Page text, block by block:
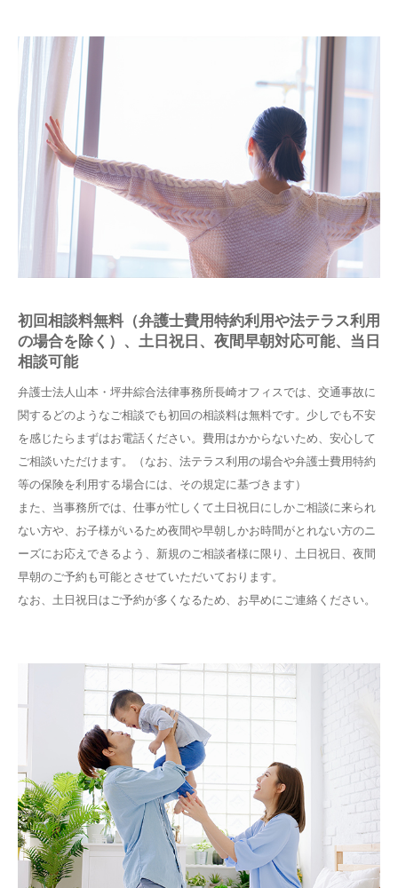
初回相談料無料（弁護士費用特約利用や法テラス利用
の場合を除く）、土日祝日、夜間早朝対応可能、当日
相談可能
弁護士法人山本・坪井綜合法律事務所長崎オフィスでは、交通事故に
関するどのようなご相談でも初回の相談料は無料です。少しでも不安
を感じたらまずはお電話ください。費用はかからないため、安心して
ご相談いただけます。（なお、法テラス利用の場合や弁護士費用特約
等の保険を利用する場合には、その規定に基づきます）
また、当事務所では、仕事が忙しくて土日祝日にしかご相談に来られ
ない方や、お子様がいるため夜間や早朝しかお時間がとれない方のニ
ーズにお応えできるよう、新規のご相談者様に限り、土日祝日、夜間
早朝のご予約も可能とさせていただいております。
なお、土日祝日はご予約が多くなるため、お早めにご連絡ください。